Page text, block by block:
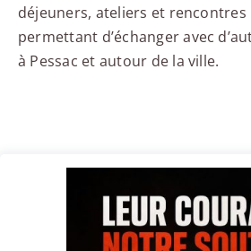
déjeuners, ateliers et
permettant d’échanger avec
à Pessac et autour de la ville.